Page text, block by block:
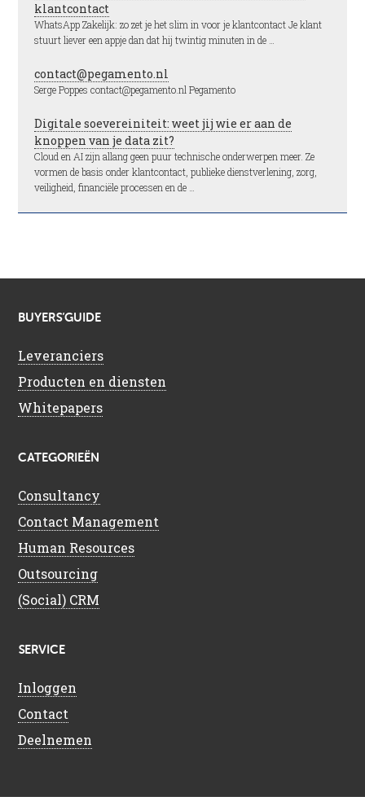
klantcontact
WhatsApp Zakelijk: zo zet je het slim in voor je klantcontact Je klant
stuurt liever een appje dan dat hij twintig minuten in de …
contact@pegamento.nl
Serge Poppes contact@pegamento.nl Pegamento
Digitale soevereiniteit: weet jij wie er aan de
knoppen van je data zit?
Cloud en AI zijn allang geen puur technische onderwerpen meer. Ze
vormen de basis onder klantcontact, publieke dienstverlening, zorg,
veiligheid, financiële processen en de …
BUYERS’GUIDE
Leveranciers
Producten en diensten
Whitepapers
CATEGORIEËN
Consultancy
Contact Management
Human Resources
Outsourcing
(Social) CRM
SERVICE
Inloggen
Contact
Deelnemen